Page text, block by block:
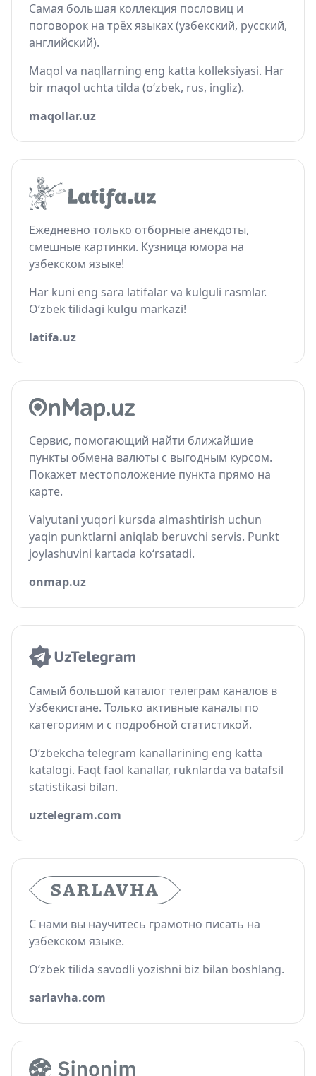
Самая большая коллекция пословиц и
поговорок на трёх языках (узбекский, русский,
английский).
Maqol va naqllarning eng katta kolleksiyasi. Har
bir maqol uchta tilda (o‘zbek, rus, ingliz).
maqollar.uz
Ежедневно только отборные анекдоты,
смешные картинки. Кузница юмора на
узбекском языке!
Har kuni eng sara latifalar va kulguli rasmlar.
O‘zbek tilidagi kulgu markazi!
latifa.uz
Сервис, помогающий найти ближайшие
пункты обмена валюты с выгодным курсом.
Покажет местоположение пункта прямо на
карте.
Valyutani yuqori kursda almashtirish uchun
yaqin punktlarni aniqlab beruvchi servis. Punkt
joylashuvini kartada ko‘rsatadi.
onmap.uz
Самый большой каталог телеграм каналов в
Узбекистане. Только активные каналы по
категориям и с подробной статистикой.
O‘zbekcha telegram kanallarining eng katta
katalogi. Faqt faol kanallar, ruknlarda va batafsil
statistikasi bilan.
uztelegram.com
С нами вы научитесь грамотно писать на
узбекском языке.
O‘zbek tilida savodli yozishni biz bilan boshlang.
sarlavha.com